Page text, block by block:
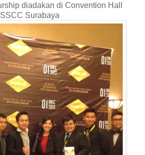
diadakan di Convention Hall
Surabaya